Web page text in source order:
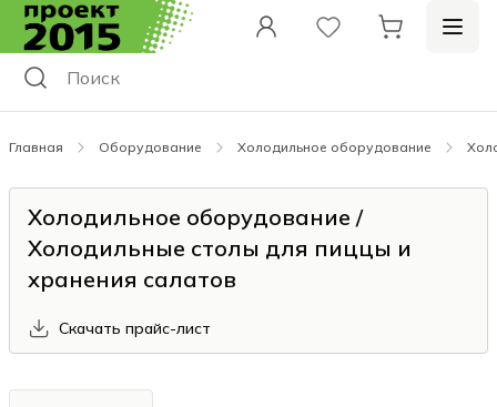
Главная Оборудование Холодильное оборудование
Холодильное оборудование /
Холодильные столы для пиццы и
хранения салатов
Скачать прайс-лист